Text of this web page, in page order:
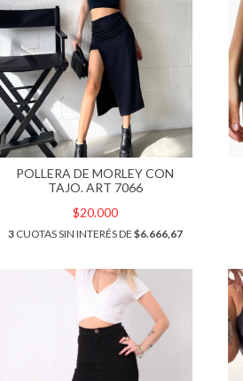
POLLERA DE MORLEY CON
TAJO. ART 7066
$20.000
3CUOTAS SIN INTERÉS DE $6.666,67